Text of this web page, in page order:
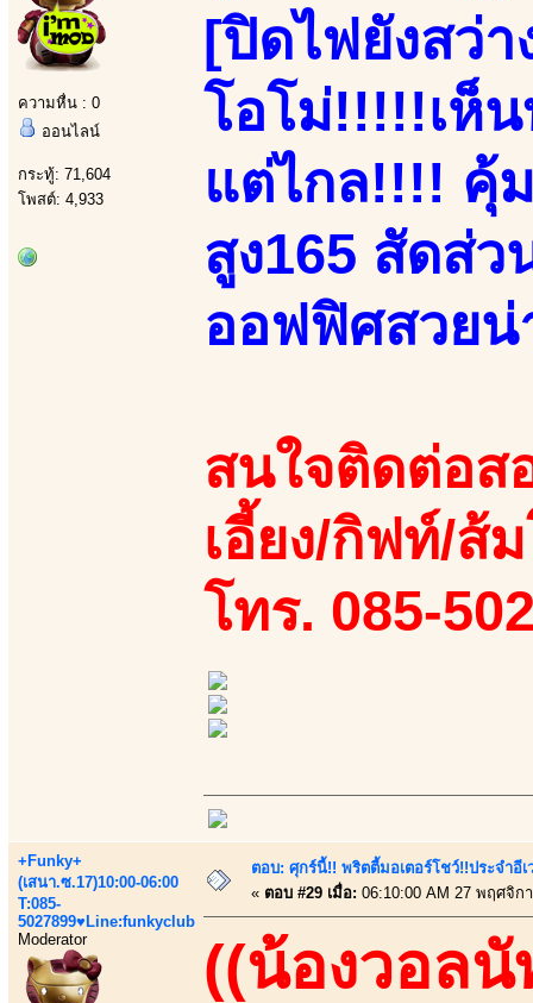
ความหื่น : 0
ออนไลน์
กระทู้: 71,604
โพสต์: 4,933
[ปิดไฟยังสว่
โอโม่!!!!!เห็
แต่ไกล!!!! คุ้
สูง165 สัดส่ว
ออฟฟิศสวยน่
สนใจติดต่อส
เอี้ยง/กิฟท์/ส้
โทร. 085-
+Funky+
(เสนา.ซ.17)10:00-06:00
T:085-
5027899♥Line:funkyclub
Moderator
ตอบ: ศุกร์นี้!! พริตตี้มอเตอร์โชว์!!ประจำอี
« ตอบ #29 เมื่อ: 06:10:00 AM 27 พฤศจิก
((น้องวอลนั